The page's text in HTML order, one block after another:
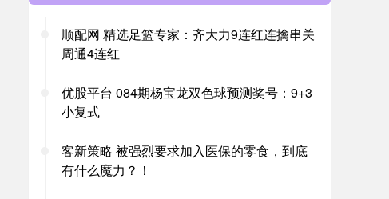
顺配网 精选足篮专家：齐大力9连红连擒串关
周通4连红
优股平台 084期杨宝龙双色球预测奖号：9+3
小复式
客新策略 被强烈要求加入医保的零食，到底
有什么魔力？！